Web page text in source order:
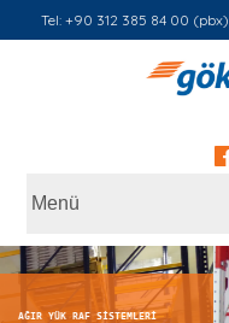
Tel: +90 312 385 84 00 (pbx)